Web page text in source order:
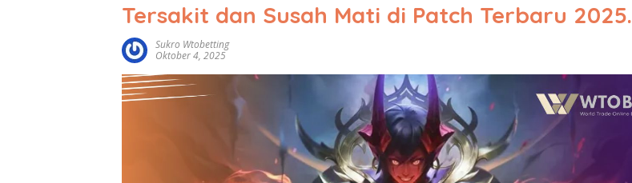
Tersakit dan Susah Mati di Patch Terbaru 2025.
Sukro Wtobetting
Oktober 4, 2025